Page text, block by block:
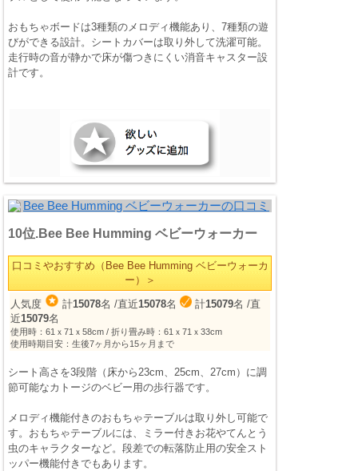
おもちゃボードは3種類のメロディ機能あり、7種類の遊
びができる設計。シートカバーは取り外して洗濯可能。
走行時の音が静かで床が傷つきにくい消音キャスター設
計です。
10位.Bee Bee Humming ベビーウォーカー
口コミやおすすめ（Bee Bee Humming ベビーウォーカ
ー）＞
人気度
計15078名 /直近15078名 計15079名 /直
近15079名
使用時：61ｘ71ｘ58cm / 折り畳み時：61ｘ71ｘ33cm
使用時期目安：生後7ヶ月から15ヶ月まで
シート高さを3段階（床から23cm、25cm、27cm）に調
節可能なカトージのベビー用の歩行器です。
メロディ機能付きのおもちゃテーブルは取り外し可能で
す。おもちゃテーブルには、ミラー付きお花やてんとう
虫のキャラクターなど。段差での転落防止用の安全スト
ッパー機能付きでもあります。